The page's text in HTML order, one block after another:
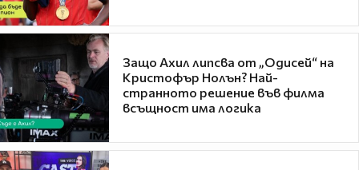
Защо Ахил липсва от „Одисей“ на
Кристофър Нолън? Най-
странното решение във филма
всъщност има логика